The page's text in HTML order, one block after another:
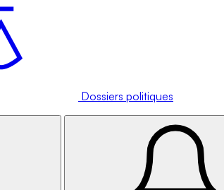
Dossiers politiques